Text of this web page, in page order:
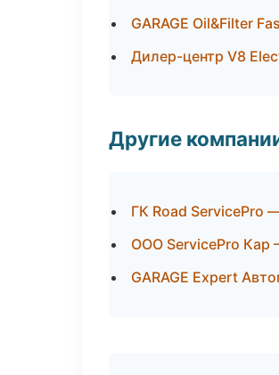
GARAGE Oil&Filter
Дилер-центр V8
Другие
ГК Road ServicePro
ООО ServicePro Кар
GARAGE Expert